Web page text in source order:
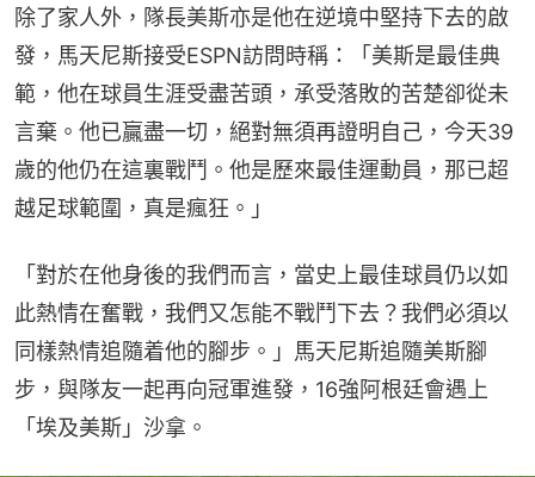
除了家人外，隊長美斯亦是他在逆境中堅持下去的啟
發，馬天尼斯接受ESPN訪問時稱：「美斯是最佳典
範，他在球員生涯受盡苦頭，承受落敗的苦楚卻從未
言棄。他已贏盡一切，絕對無須再證明自己，今天39
歲的他仍在這裏戰鬥。他是歷來最佳運動員，那已超
越足球範圍，真是瘋狂。」
「對於在他身後的我們而言，當史上最佳球員仍以如
此熱情在奮戰，我們又怎能不戰鬥下去？我們必須以
同樣熱情追隨着他的腳步。」馬天尼斯追隨美斯腳
步，與隊友一起再向冠軍進發，16強阿根廷會遇上
「埃及美斯」沙拿。